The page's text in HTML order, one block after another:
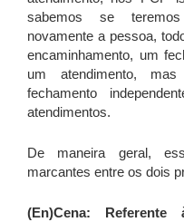
sabemos se
novamente a pessoa,
encaminhamento, um
um atendimento,
fechamento
atendimentos.
De maneira geral,
marcantes entre os dois
(En)Cena: Referente